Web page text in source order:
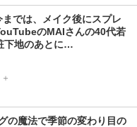
では、メイク後にスプレ
のMAIさんの40代若
下地のあとに…
の魔法で季節の変わり目の